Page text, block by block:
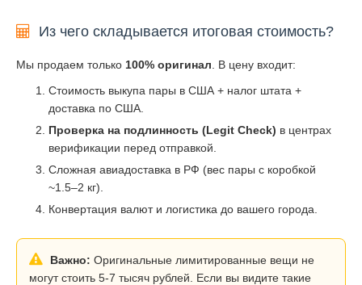
Из чего складывается итоговая стоимость?
Мы продаем только 100% оригинал . В цену входит:
Стоимость выкупа пары в США + налог штата +
доставка по США.
Проверка на подлинность (Legit Check) в центрах
верификации перед отправкой.
Сложная авиадоставка в РФ (вес пары с коробкой
~1.5–2 кг).
Конвертация валют и логистика до вашего города.
Важно: Оригинальные лимитированные вещи не
могут стоить 5-7 тысяч рублей. Если вы видите такие